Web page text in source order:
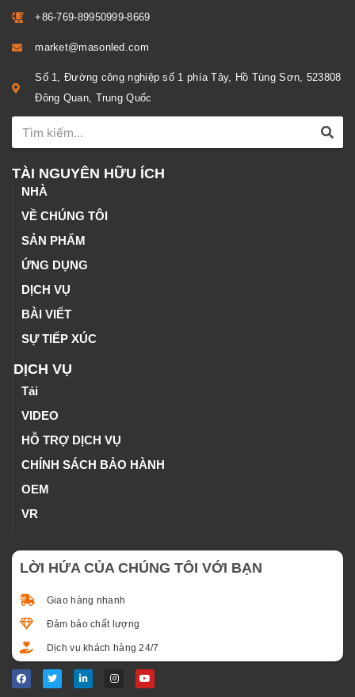
+86-769-89950999-8669
market@masonled.com
Số 1, Đường công nghiệp số 1 phía Tây, Hồ Tùng Sơn, 523808
Đông Quan, Trung Quốc
TÀI NGUYÊN HỮU ÍCH
NHÀ
VỀ CHÚNG TÔI
SẢN PHẨM
ỨNG DỤNG
DỊCH VỤ
BÀI VIẾT
SỰ TIẾP XÚC
DỊCH VỤ
Tải
VIDEO
HỖ TRỢ DỊCH VỤ
CHÍNH SÁCH BẢO HÀNH
OEM
VR
LỜI HỨA CỦA CHÚNG TÔI VỚI BẠN
Giao hàng nhanh
Đảm bảo chất lượng
Dịch vụ khách hàng 24/7